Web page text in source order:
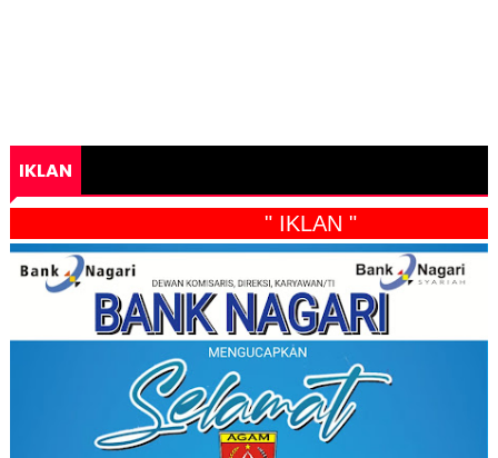
IKLAN
" IKLAN "